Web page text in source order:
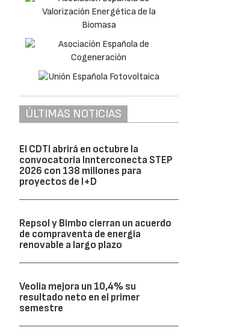
ÚLTIMAS NOTICIAS
El CDTI abrirá en octubre la
convocatoria Innterconecta STEP
2026 con 138 millones para
proyectos de I+D
Repsol y Bimbo cierran un acuerdo
de compraventa de energía
renovable a largo plazo
Veolia mejora un 10,4% su
resultado neto en el primer
semestre